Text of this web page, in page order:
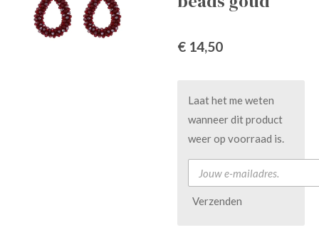
€ 14,50
Laat het me weten
wanneer dit product
weer op voorraad is.
Verzenden